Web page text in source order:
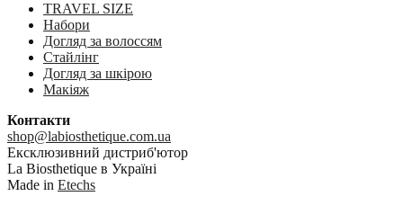
TRAVEL SIZE
Набори
Догляд за волоссям
Стайлінг
Догляд за шкірою
Макіяж
Контакти
shop@labiosthetique.com.ua
Ексклюзивний дистриб'ютор
La Biosthetique в Україні
Made in Etechs